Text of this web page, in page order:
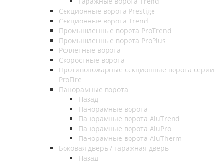
Секционные ворота Prestige
Секционные ворота Trend
Промышленные ворота ProTrend
Промышленные ворота ProPlus
Роллетные ворота
Скоростные ворота
Противопожарные секционные ворота серии
ProFire
Панорамные ворота
Назад
Панорамные ворота
Панорамные ворота AluTrend
Панорамные ворота AluPro
Панорамные ворота AluTherm
Боковая дверь / гаражная дверь
Назад